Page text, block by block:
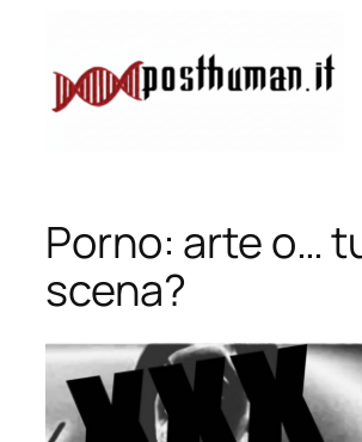
contenuto
Porno: arte o…
scena?